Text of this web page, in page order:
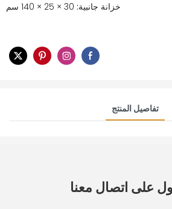
خزانة جانبية:
تفاصيل المنتج
على اتصال معنا